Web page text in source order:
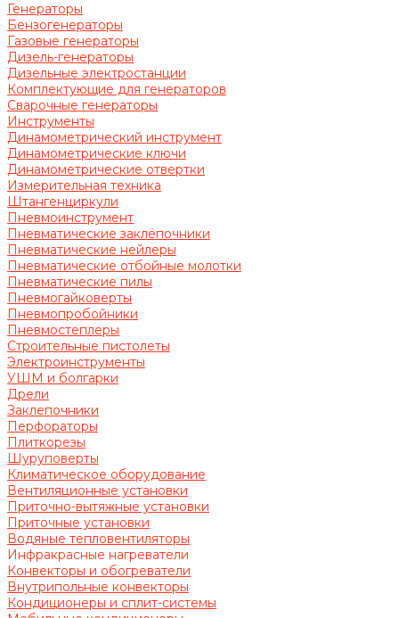
Генераторы
Бензогенераторы
Газовые генераторы
Дизель-генераторы
Дизельные электростанции
Комплектующие для генераторов
Сварочные генераторы
Инструменты
Динамометрический инструмент
Динамометрические ключи
Динамометрические отвертки
Измерительная техника
Штангенциркули
Пневмоинструмент
Пневматические заклёпочники
Пневматические нейлеры
Пневматические отбойные молотки
Пневматические пилы
Пневмогайковерты
Пневмопробойники
Пневмостеплеры
Строительные пистолеты
Электроинструменты
УШМ и болгарки
Дрели
Заклепочники
Перфораторы
Плиткорезы
Шуруповерты
Климатическое оборудование
Вентиляционные установки
Приточно-вытяжные установки
Приточные установки
Водяные тепловентиляторы
Инфракрасные нагреватели
Конвекторы и обогреватели
Внутрипольные конвекторы
Кондиционеры и сплит-системы